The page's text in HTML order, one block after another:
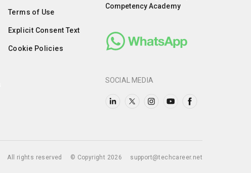
Terms of Use
Explicit Consent Text
Cookie Policies
Competency Academy
SOCIAL MEDIA
All rights reserved © Copyright 2026 support@techcareer.net